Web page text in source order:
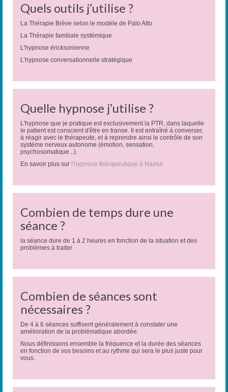
Quels outils j’utilise ?
La Thérapie Brève selon le modèle de Palo Alto
La Thérapie familiale systémique
L'hypnose éricksonienne
L’hypnose conversationnelle stratégique
Quelle hypnose j’utilise ?
L'hypnose que je pratique est exclusivement la PTR, dans laquelle
le patient est conscient d'être en transe. Il est entraîné à converser,
à réagir avec le thérapeute, et à reprendre ainsi le contrôle de son
système nerveux autonome (émotion, sensation,
psychosomatique...).
En savoir plus sur l'hypnose thérapeutique à Namur
Combien de temps dure une
séance ?
la séance dure de 1 à 2 heures en fonction de la situation et des
problèmes à traiter
Combien de séances sont
nécessaires ?
De 4 à 6 séances suffisent généralement à constater une
amélioration de la problématique abordée.
Nous définissons ensemble la fréquence et la durée des séances
en fonction de vos besoins et au rythme qui sera le plus juste pour
vous.